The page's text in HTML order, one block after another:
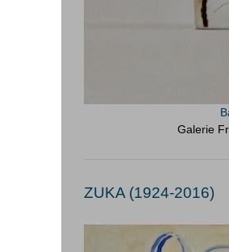
Galerie
ZUKA (1924-2016)